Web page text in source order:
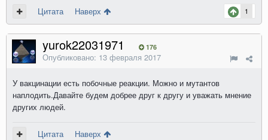
1
Цитата Наверх
yurok22031971 176
Опубликовано: 13 февраля 2017
У вакцинации есть побочные реакции. Можно и мутантов
наплодить.Давайте будем добрее друг к другу и уважать мнение
других людей.
Цитата Наверх